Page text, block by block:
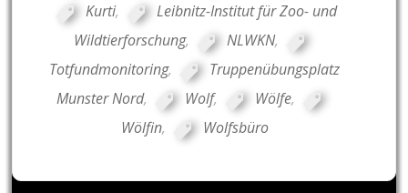
Kurti,
Leibnitz-Institut für Zoo- und
Wildtierforschung, NLWKN,
Totfundmonitoring,
Truppenübungsplatz
Munster Nord, Wolf, Wölfe,
Wölfin, Wolfsbüro